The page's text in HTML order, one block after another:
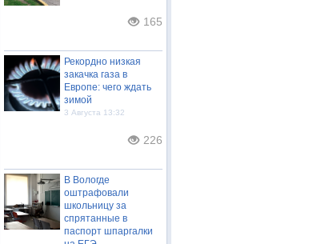
165
Рекордно низкая
закачка газа в
Европе: чего ждать
зимой
3 Августа 13:32
226
В Вологде
оштрафовали
школьницу за
спрятанные в
паспорт шпаргалки